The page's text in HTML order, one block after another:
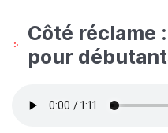
Côté réclame
pour